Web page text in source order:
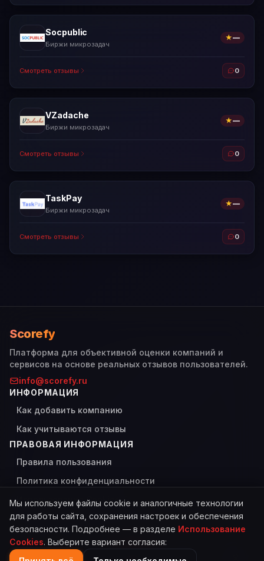
Socpublic
Биржи микрозадач
★—
Смотреть отзывы 0
VZadache
Биржи микрозадач
★—
Смотреть отзывы 0
TaskPay
Биржи микрозадач
★—
Смотреть отзывы 0
Scorefy
Платформа для объективной оценки компаний и
сервисов на основе реальных отзывов пользователей.
info@scorefy.ru
ИНФОРМАЦИЯ
Как добавить компанию
Как учитываются отзывы
ПРАВОВАЯ ИНФОРМАЦИЯ
Правила пользования
Политика конфиденциальности
Использование Cookies
© 2026 Scorefy. Все права защищены.
Сделано с для пользователей
Мы используем файлы cookie и аналогичные технологии
для работы сайта, сохранения настроек и обеспечения
безопасности. Подробнее — в разделе Использование
Cookies. Выберите вариант согласия: